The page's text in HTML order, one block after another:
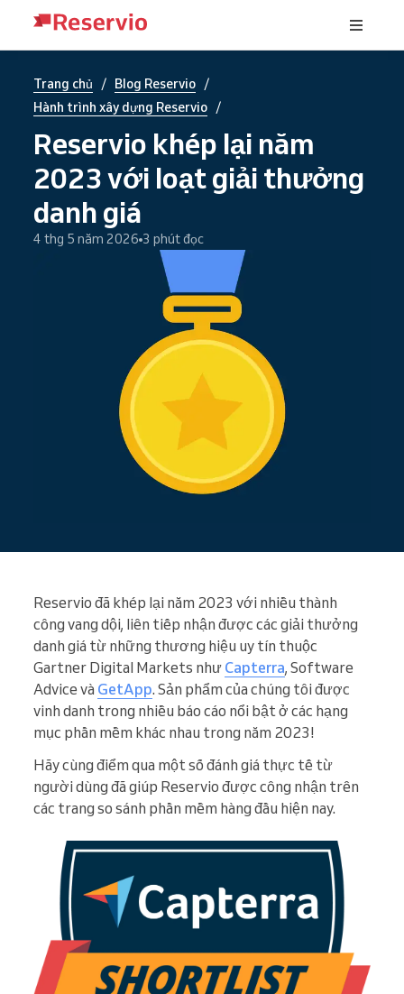
Trang chủ / Blog Reservio /
Hành trình xây dựng Reservio /
Reservio khép lại năm
2023 với loạt giải thưởng
danh giá
4 thg 5 năm 2026 3 phút đọc
Reservio đã khép lại năm 2023 với nhiều thành
công vang dội, liên tiếp nhận được các giải thưởng
danh giá từ những thương hiệu uy tín thuộc
Gartner Digital Markets như Capterra, Software
Advice và GetApp. Sản phẩm của chúng tôi được
vinh danh trong nhiều báo cáo nổi bật ở các hạng
mục phần mềm khác nhau trong năm 2023!
Hãy cùng điểm qua một số đánh giá thực tế từ
người dùng đã giúp Reservio được công nhận trên
các trang so sánh phần mềm hàng đầu hiện nay.